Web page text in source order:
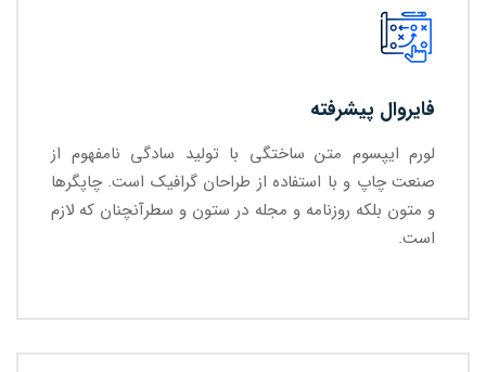
فایروال پیشرفته
لورم ایپسوم متن ساختگی با تولید سادگی نامفهوم از
صنعت چاپ و با استفاده از طراحان گرافیک است. چاپگرها
و متون بلکه روزنامه و مجله در ستون و سطرآنچنان که لازم
است.